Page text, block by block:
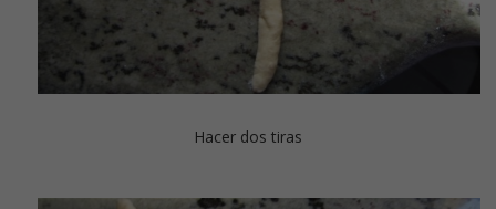
Hacer dos tiras